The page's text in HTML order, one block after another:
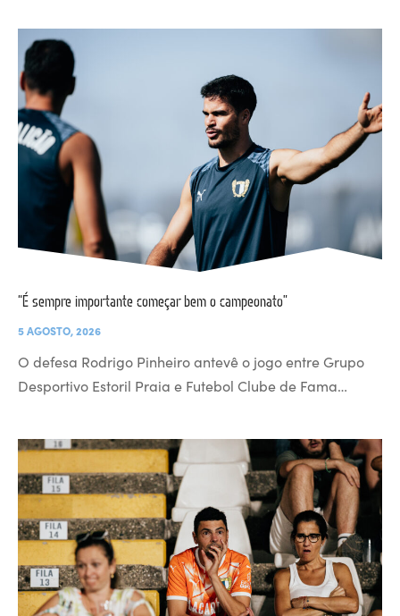
“É sempre importante começar bem o campeonato”
5 AGOSTO, 2026
O defesa Rodrigo Pinheiro antevê o jogo entre Grupo
Desportivo Estoril Praia e Futebol Clube de Fama…